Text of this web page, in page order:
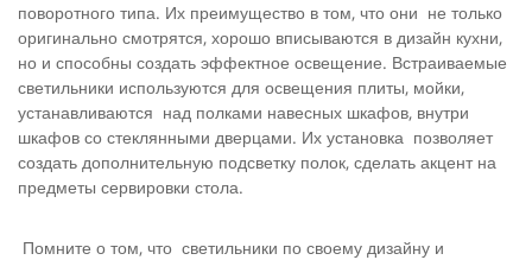
поворотного типа. Их преимущество в том, что они не только
оригинально смотрятся, хорошо вписываются в дизайн кухни,
но и способны создать эффектное освещение. Встраиваемые
светильники используются для освещения плиты, мойки,
устанавливаются над полками навесных шкафов, внутри
шкафов со стеклянными дверцами. Их установка позволяет
создать дополнительную подсветку полок, сделать акцент на
предметы сервировки стола.
Помните о том, что светильники по своему дизайну и